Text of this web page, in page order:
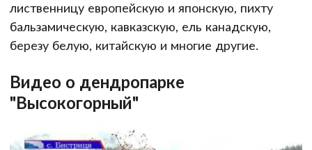
лиственницу европейскую и японскую, пихту
бальзамическую, кавказскую, ель канадскую,
березу белую, китайскую и многие другие.
Видео о дендропарке
"Высокогорный"